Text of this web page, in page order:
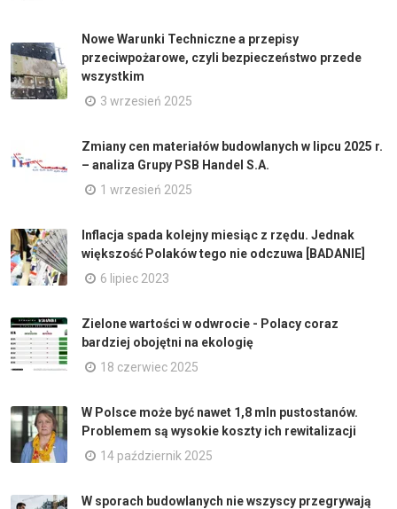
Nowe Warunki Techniczne a przepisy
przeciwpożarowe, czyli bezpieczeństwo przede
wszystkim
3 wrzesień 2025
Zmiany cen materiałów budowlanych w lipcu 2025 r.
– analiza Grupy PSB Handel S.A.
1 wrzesień 2025
Inflacja spada kolejny miesiąc z rzędu. Jednak
większość Polaków tego nie odczuwa [BADANIE]
6 lipiec 2023
Zielone wartości w odwrocie - Polacy coraz
bardziej obojętni na ekologię
18 czerwiec 2025
W Polsce może być nawet 1,8 mln pustostanów.
Problemem są wysokie koszty ich rewitalizacji
14 październik 2025
W sporach budowlanych nie wszyscy przegrywają